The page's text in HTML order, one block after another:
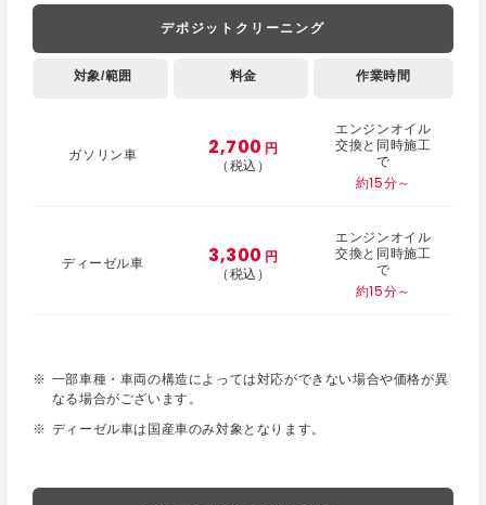
デポジットクリーニング
対象/範囲 料金 作業時間
ガソリン車 2,700 円
（税込）
エンジンオイル
交換と同時施工
で
約15分～
ディーゼル車 3,300 円
（税込）
エンジンオイル
交換と同時施工
で
約15分～
一部車種・車両の構造によっては対応ができない場合や価格が異
なる場合がございます。
ディーゼル車は国産車のみ対象となります。